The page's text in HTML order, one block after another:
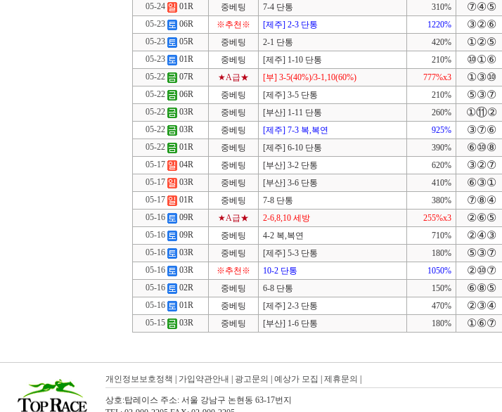
05-24
01R 중베팅 7-4 단통 310% ⑦④⑤
05-23
06R ※추천※ [제주] 2-3 단통 1220% ③②⑥
05-23
05R 중베팅 2-1 단통 420% ①②⑤
05-23
01R 중베팅 [제주] 1-10 단통 210% ⑩①⑥
05-22
07R ★A급★ [부] 3-5(40%)/3-1,10(60%) 777%x3 ①③⑩
05-22
06R 중베팅 [제주] 3-5 단통 210% ⑤③⑦
05-22
03R 중베팅 [부산] 1-11 단통 260% ①⑪②
05-22
03R 중베팅 [제주] 7-3 복,복연 925% ③⑦⑥
05-22
01R 중베팅 [제주] 6-10 단통 390% ⑥⑩⑧
05-17
04R 중베팅 [부산] 3-2 단통 620% ③②⑦
05-17
03R 중베팅 [부산] 3-6 단통 410% ⑥③①
05-17
01R 중베팅 7-8 단통 380% ⑦⑧④
05-16
09R ★A급★ 2-6,8,10 세방 255%x3 ②⑥⑤
05-16
09R 중베팅 4-2 복,복연 710% ②④③
05-16
03R 중베팅 [제주] 5-3 단통 180% ⑤③⑦
05-16
03R ※추천※ 10-2 단통 1050% ②⑩⑦
05-16
02R 중베팅 6-8 단통 150% ⑥⑧⑤
05-16
01R 중베팅 [제주] 2-3 단통 470% ②③④
05-15
03R 중베팅 [부산] 1-6 단통 180% ①⑥⑦
개인정보보호정책 가입약관안내 광고문의 예상가 모집 제휴문의
상호:탑레이스 주소: 서울 강남구 논현동 63-17번지